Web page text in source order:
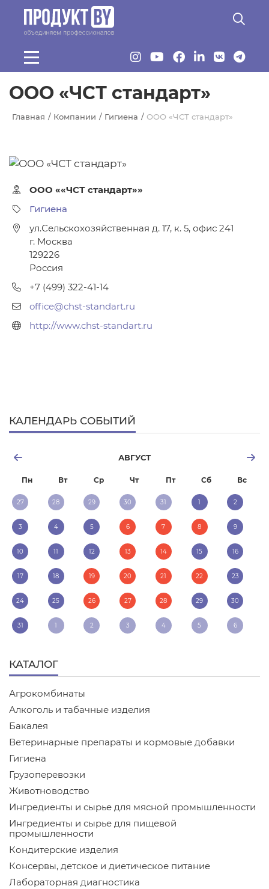
Перейти к основному содержанию
ООО «ЧСТ стандарт»
Главная Компании Гигиена ООО «ЧСТ стандарт»
ООО ««ЧСТ стандарт»»
Гигиена
ул.Сельскохозяйственная д. 17, к. 5, офис 241
г. Москва
129226
Россия
+7 (499) 322-41-14
office@chst-standart.ru
http://www.chst-standart.ru
КАЛЕНДАРЬ СОБЫТИЙ
АВГУСТ
Пн Вт Ср Чт Пт Сб Вс
27 28 29 30 31 1 2
3 4 5 6 7 8 9
10 11 12 13 14 15 16
17 18 19 20 21 22 23
24 25 26 27 28 29 30
31 1 2 3 4 5 6
КАТАЛОГ
Агрокомбинаты
Алкоголь и табачные изделия
Бакалея
Ветеринарные препараты и кормовые добавки
Гигиена
Грузоперевозки
Животноводство
Ингредиенты и сырье для мясной промышленности
Ингредиенты и сырье для пищевой
промышленности
Кондитерские изделия
Консервы, детское и диетическое питание
Лабораторная диагностика